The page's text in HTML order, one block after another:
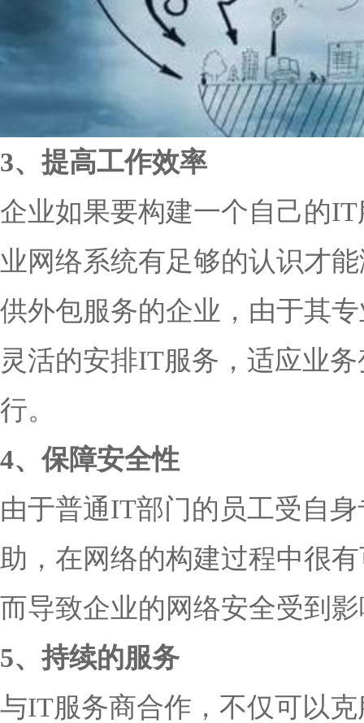
3、提高工作效率
企业如果要构建一个自己的
业网络系统有足够的认识才
供外包服务的企业，由于其
灵活的安排IT服务，适应业
行。
4、保障安全性
由于普通IT部门的员工受自
助，在网络的构建过程中很
而导致企业的网络安全受到
5、持续的服务
与IT服务商合作，不仅可以